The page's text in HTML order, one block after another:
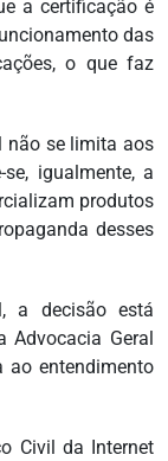
a certificação é
das
o que faz
não se limita aos
igualmente, a
produtos
desses
a decisão está
Geral
ao entendimento
Civil da Internet